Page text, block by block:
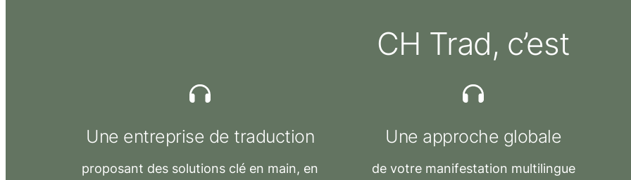
CH Trad, c’est
Une entreprise de traduction
proposant des solutions clé en main, en
Une approche globale
de votre manifestation multilingue